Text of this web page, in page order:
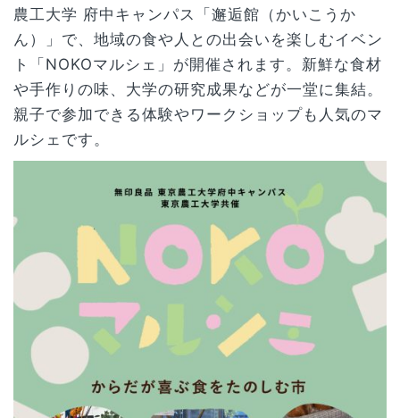
農工大学 府中キャンパス「邂逅館（かいこうか
ん）」で、地域の食や人との出会いを楽しむイベン
ト「NOKOマルシェ」が開催されます。新鮮な食材
や手作りの味、大学の研究成果などが一堂に集結。
親子で参加できる体験やワークショップも人気のマ
ルシェです。